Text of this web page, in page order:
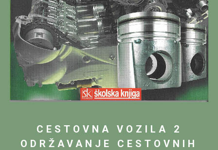
CESTOVNA VOZILA 2
ODRŽAVANJE CESTOVNIH